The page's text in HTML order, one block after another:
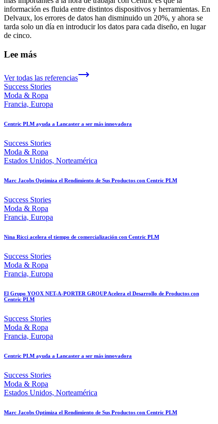
información es fluida entre distintos dispositivos y herramientas. En
Delvaux, los errores de datos han disminuido un 20%, y ahora se
tarda solo un día en introducir los datos para cada diseño, en lugar
de cinco.
Lee más
Ver todas las referencias
Success Stories
Moda & Ropa
Francia, Europa
Centric PLM ayuda a Lancaster a ser más innovadora
Success Stories
Moda & Ropa
Estados Unidos, Norteamérica
Marc Jacobs Optimiza el Rendimiento de Sus Productos con Centric PLM
Success Stories
Moda & Ropa
Francia, Europa
Nina Ricci acelera el tiempo de comercialización con Centric PLM
Success Stories
Moda & Ropa
Francia, Europa
El Grupo YOOX NET-A-PORTER GROUP Acelera el Desarrollo de Productos con
Centric PLM
Success Stories
Moda & Ropa
Francia, Europa
Centric PLM ayuda a Lancaster a ser más innovadora
Success Stories
Moda & Ropa
Estados Unidos, Norteamérica
Marc Jacobs Optimiza el Rendimiento de Sus Productos con Centric PLM